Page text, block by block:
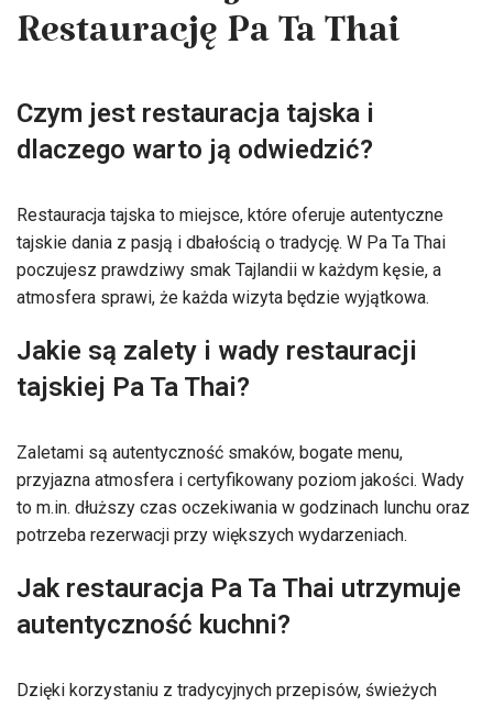
Restaurację Pa Ta Thai
Czym jest restauracja tajska i
dlaczego warto ją odwiedzić?
Restauracja tajska to miejsce, które oferuje autentyczne
tajskie dania z pasją i dbałością o tradycję. W Pa Ta Thai
poczujesz prawdziwy smak Tajlandii w każdym kęsie, a
atmosfera sprawi, że każda wizyta będzie wyjątkowa.
Jakie są zalety i wady restauracji
tajskiej Pa Ta Thai?
Zaletami są autentyczność smaków, bogate menu,
przyjazna atmosfera i certyfikowany poziom jakości. Wady
to m.in. dłuższy czas oczekiwania w godzinach lunchu oraz
potrzeba rezerwacji przy większych wydarzeniach.
Jak restauracja Pa Ta Thai utrzymuje
autentyczność kuchni?
Dzięki korzystaniu z tradycyjnych przepisów, świeżych